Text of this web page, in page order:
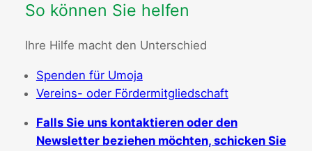
So können Sie helfen
Ihre Hilfe macht den Unterschied
Spenden für Umoja
Vereins- oder Fördermitgliedschaft
Falls Sie uns kontaktieren oder den
Newsletter beziehen möchten, schicken Sie